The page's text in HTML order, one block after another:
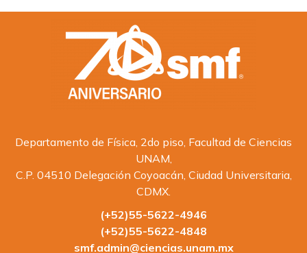
Departamento de Física, 2do piso, Facultad de Ciencias
UNAM,
C.P. 04510 Delegación Coyoacán, Ciudad Universitaria,
CDMX.
(+52)55-5622-4946
(+52)55-5622-4848
smf.admin@ciencias.unam.mx